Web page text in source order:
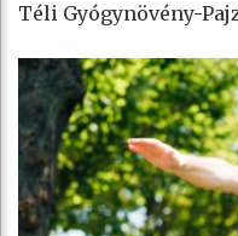
Téli Gyógynövény-